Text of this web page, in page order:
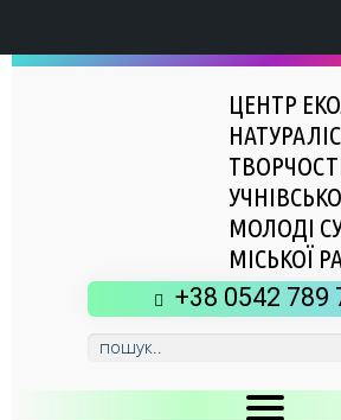
ЦЕНТР
МОЛОДІ
МІСЬКОЇ
+38 0542 789